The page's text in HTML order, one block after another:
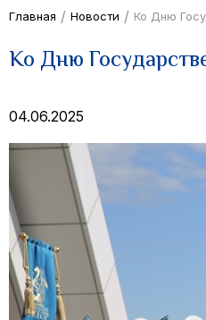
Главная / Новости / Ко Дню
Ко Дню
04.06.2025